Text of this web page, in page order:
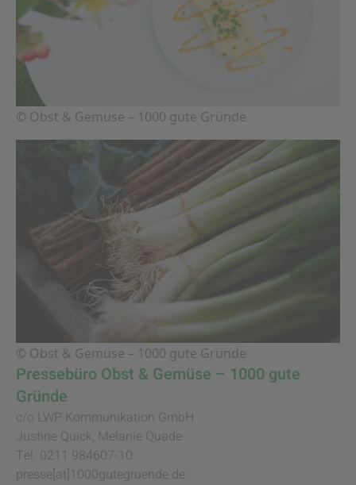
© Obst & Gemüse – 1000 gute Gründe
© Obst & Gemüse – 1000 gute Gründe
Pressebüro Obst & Gemüse – 1000 gute
Gründe
c/o LWP Kommunikation GmbH
Justine Quick, Melanie Quade
Tel. 0211 984607-10
presse[at]1000gutegruende.de